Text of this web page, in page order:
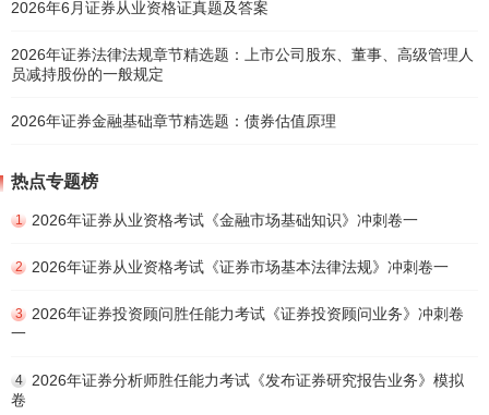
2026年6月证券从业资格证真题及答案
2026年证券法律法规章节精选题：上市公司股东、董事、高级管理人
员减持股份的一般规定
2026年证券金融基础章节精选题：债券估值原理
热点专题榜
1 2026年证券从业资格考试《金融市场基础知识》冲刺卷一
2 2026年证券从业资格考试《证券市场基本法律法规》冲刺卷一
3
2026年证券投资顾问胜任能力考试《证券投资顾问业务》冲刺卷
一
4
2026年证券分析师胜任能力考试《发布证券研究报告业务》模拟
卷